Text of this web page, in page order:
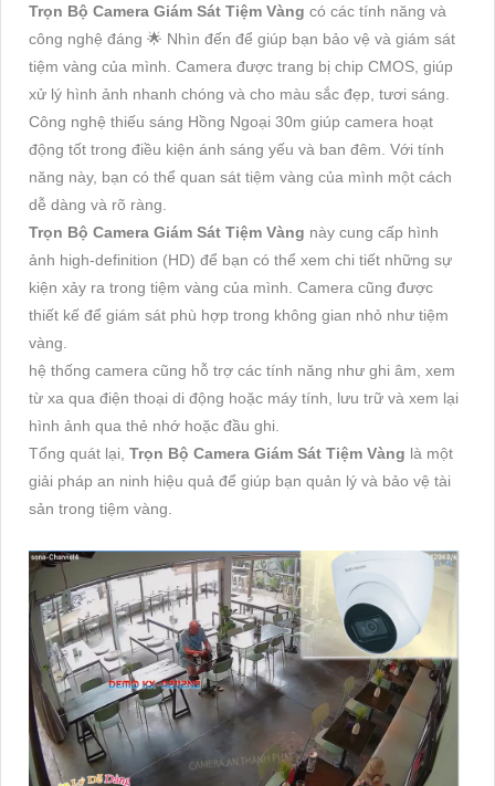
Trọn Bộ Camera Giám Sát Tiệm Vàng có các tính năng và
công nghệ đáng 🌟 Nhìn đến để giúp bạn bảo vệ và giám sát
tiệm vàng của mình. Camera được trang bị chip CMOS, giúp
xử lý hình ảnh nhanh chóng và cho màu sắc đẹp, tươi sáng.
Công nghệ thiếu sáng Hồng Ngoại 30m giúp camera hoạt
động tốt trong điều kiện ánh sáng yếu và ban đêm. Với tính
năng này, bạn có thể quan sát tiệm vàng của mình một cách
dễ dàng và rõ ràng.
Trọn Bộ Camera Giám Sát Tiệm Vàng này cung cấp hình
ảnh high-definition (HD) để bạn có thể xem chi tiết những sự
kiện xảy ra trong tiệm vàng của mình. Camera cũng được
thiết kế để giám sát phù hợp trong không gian nhỏ như tiệm
vàng.
hệ thống camera cũng hỗ trợ các tính năng như ghi âm, xem
từ xa qua điện thoại di động hoặc máy tính, lưu trữ và xem lại
hình ảnh qua thẻ nhớ hoặc đầu ghi.
Tổng quát lại, Trọn Bộ Camera Giám Sát Tiệm Vàng là một
giải pháp an ninh hiệu quả để giúp bạn quản lý và bảo vệ tài
sản trong tiệm vàng.